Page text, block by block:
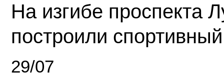
На изгибе проспекта
построили
29/07